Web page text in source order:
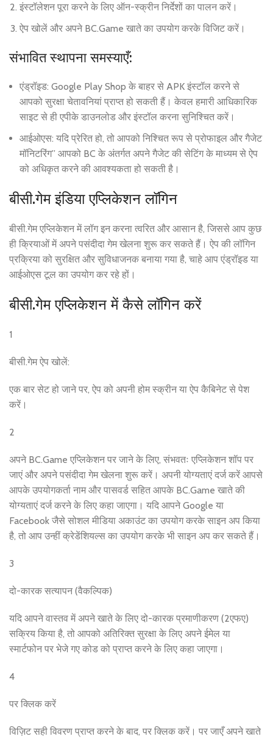
इंस्टॉलेशन पूरा करने के लिए ऑन-स्क्रीन निर्देशों का पालन करें।
ऐप खोलें और अपने BC.Game खाते का उपयोग करके विजिट करें।
संभावित स्थापना समस्याएँ:
एंड्रॉइड: Google Play Shop के बाहर से APK इंस्टॉल करने से
आपको सुरक्षा चेतावनियां प्राप्त हो सकती हैं। केवल हमारी आधिकारिक
साइट से ही एपीके डाउनलोड और इंस्टॉल करना सुनिश्चित करें।
आईओएस: यदि प्रेरित हो, तो आपको निश्चित रूप से प्रोफाइल और गैजेट
मॉनिटरिंग” आपको BC के अंतर्गत अपने गैजेट की सेटिंग के माध्यम से ऐप
को अधिकृत करने की आवश्यकता हो सकती है।
बीसी.गेम इंडिया एप्लिकेशन लॉगिन
बीसी.गेम एप्लिकेशन में लॉग इन करना त्वरित और आसान है, जिससे आप कुछ
ही क्रियाओं में अपने पसंदीदा गेम खेलना शुरू कर सकते हैं। ऐप की लॉगिन
प्रक्रिया को सुरक्षित और सुविधाजनक बनाया गया है, चाहे आप एंड्रॉइड या
आईओएस टूल का उपयोग कर रहे हों।
बीसी.गेम एप्लिकेशन में कैसे लॉगिन करें
1
बीसी.गेम ऐप खोलें:
एक बार सेट हो जाने पर, ऐप को अपनी होम स्क्रीन या ऐप कैबिनेट से पेश
करें।
2
अपने BC.Game एप्लिकेशन पर जाने के लिए, संभवतः एप्लिकेशन शॉप पर
जाएं और अपने पसंदीदा गेम खेलना शुरू करें। अपनी योग्यताएं दर्ज करें आपसे
आपके उपयोगकर्ता नाम और पासवर्ड सहित आपके BC.Game खाते की
योग्यताएं दर्ज करने के लिए कहा जाएगा। यदि आपने Google या
Facebook जैसे सोशल मीडिया अकाउंट का उपयोग करके साइन अप किया
है, तो आप उन्हीं क्रेडेंशियल्स का उपयोग करके भी साइन अप कर सकते हैं।
3
दो-कारक सत्यापन (वैकल्पिक)
यदि आपने वास्तव में अपने खाते के लिए दो-कारक प्रमाणीकरण (2एफए)
सक्रिय किया है, तो आपको अतिरिक्त सुरक्षा के लिए अपने ईमेल या
स्मार्टफोन पर भेजे गए कोड को प्राप्त करने के लिए कहा जाएगा।
4
पर क्लिक करें
विज़िट सही विवरण प्राप्त करने के बाद, पर क्लिक करें। पर जाएँ अपने खाते